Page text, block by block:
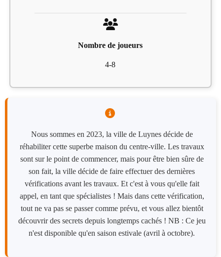
Nombre de joueurs
4-8
Nous sommes en 2023, la ville de Luynes décide de
réhabiliter cette superbe maison du centre-ville. Les travaux
sont sur le point de commencer, mais pour être bien sûre de
son fait, la ville décide de faire effectuer des dernières
vérifications avant les travaux. Et c'est à vous qu'elle fait
appel, en tant que spécialistes ! Mais dans cette vérification,
tout ne va pas se passer comme prévu, et vous allez bientôt
découvrir des secrets depuis longtemps cachés ! NB : Ce jeu
n'est disponible qu'en saison estivale (avril à octobre).